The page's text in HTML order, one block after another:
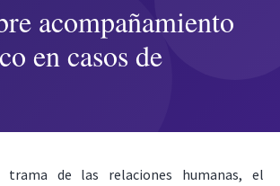
acompañamiento
en casos de
de las relaciones humanas, el